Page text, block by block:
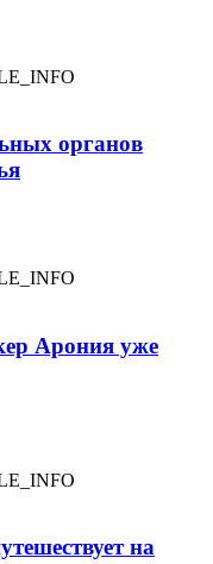
органов
Арония уже
на